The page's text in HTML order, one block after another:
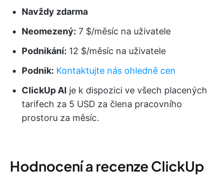
Navždy zdarma
Neomezený: 7 $/měsíc na uživatele
Podnikání: 12 $/měsíc na uživatele
Podnik: Kontaktujte nás ohledně cen
ClickUp AI je k dispozici ve všech placených
tarifech za 5 USD za člena pracovního
prostoru za měsíc.
Hodnocení a recenze ClickUp